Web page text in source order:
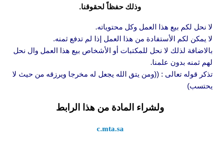
وذلك حفظاً لحقوقنا.
لا نحل لكم بيع هذا العمل وكل محتوياته.
لا يمكن لكم الأستفادة من هذا العمل إذا لم تدفع ثمنه.
بالاضافة لذلك لا نحل للمكتبات أو الأشخاص بيع هذا العمل وال نحل
لهم ثمنه بدون علمنا.
تذكر قوله تعالى : ((ومن يتق الله يجعل له مخرجا ويرزقه من حيث لا
يحتسب)
ولشراء المادة من هذا الرابط
c.mta.sa